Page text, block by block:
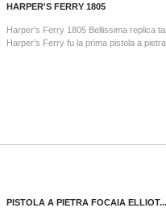
HARPER'S FERRY 1805
Harper's Ferry 1805 Bellissima replica
Harper’s Ferry fu la prima pistola a
PISTOLA A PIETRA FOCAIA ELLIOT...